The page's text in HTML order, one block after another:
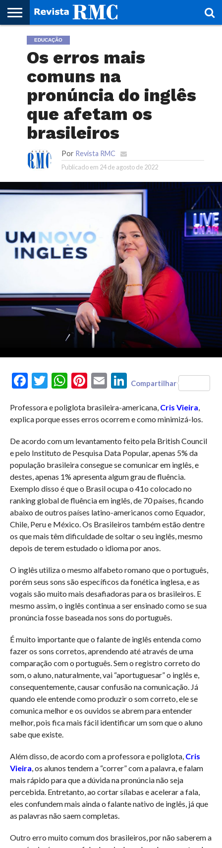
HOME
REVISTA
PROJETO
RMC – 20
ARTE &
NOTÍCIAS
EDIÇÕES
PARCEIROS
FAÇA
SEU
SITE!
FALEEDUCAÇÃO
Os erros mais
comuns na
pronúncia do inglês
que afetam os
brasileiros
Por Revista RMC
Publicado em 24 de agosto de 2022
FacebookTwitterWhatsAppPinterest
Email LinkedIn
Compartilhar
Professora e poliglota brasileira-americana, Cris Vieira,
explica porque esses erros ocorrem e como minimizá-los.
De acordo com um levantamento feito pela British Council
e pelo Instituto de Pesquisa Data Popular, apenas 5% da
população brasileira consegue se comunicar em inglês, e
destes, apenas 1% apresenta algum grau de fluência.
Exemplo disso é que o Brasil ocupa o 41o colocado no
ranking global de fluência em inglês, de 70 países, ficando
abaixo de outros países latino-americanos como Equador,
Chile, Peru e México. Os Brasileiros também estão dentre
os que mais têm dificuldade de soltar o seu inglês, mesmo
depois de terem estudado o idioma por anos.
O inglês utiliza o mesmo alfabeto romano que o português,
porém seus sons são específicos da fonética inglesa, e as
vogais são muito mais desafiadoras para os brasileiros. E
mesmo assim, o inglês continua a ser ensinado como se sua
pronúncia fosse baseada nos sons do português.
É muito importante que o falante de inglês entenda como
fazer os sons corretos, aprendendo até através de uma
comparação com o português. Sem o registro correto do
som, o aluno, naturalmente, vai “aportuguesar” o inglês e,
consequentemente, causar confusão na comunicação. Já
quando ele entende como produzir o som correto, ele se
comunica melhor e os ouvidos se abrem para entender
melhor, pois fica mais fácil identificar um som que o aluno
sabe que existe.
Além disso, de acordo com a professora e poliglota, Cris
Vieira, os alunos tendem a “correr” com a palavra, e falam
mais rápido para que a dúvida na pronúncia não seja
percebida. Entretanto, ao cortar sílabas e acelerar a fala,
eles confundem mais ainda o falante nativo de inglês, já que
as palavras não saem completas.
Outro erro muito comum dos brasileiros, por não saberem a